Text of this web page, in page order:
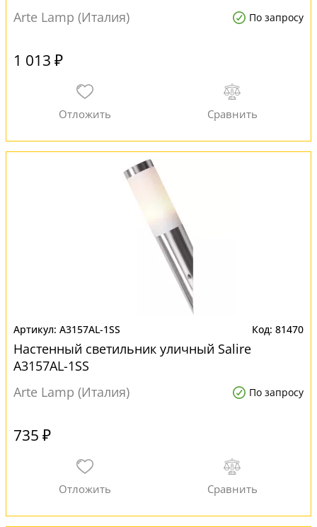
Arte Lamp (Италия) По запросу
1 013 ₽
A3157AL-1SS 81470
Настенный светильник уличный Salire
A3157AL-1SS
Arte Lamp (Италия)
По запросу
735 ₽